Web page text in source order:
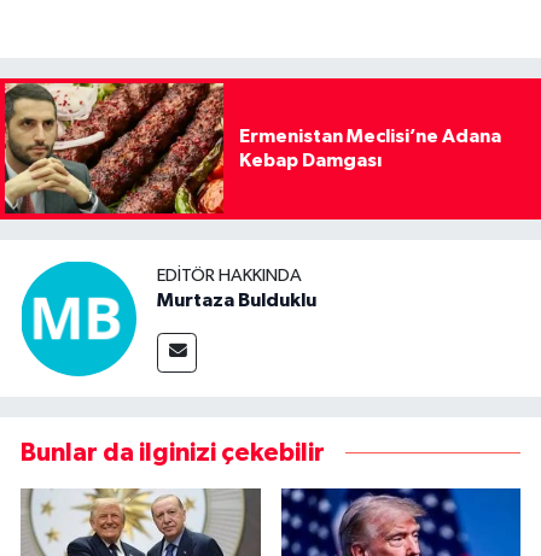
Ermenistan Meclisi’ne Adana
Kebap Damgası
EDITÖR HAKKINDA
Murtaza Bulduklu
Bunlar da ilginizi çekebilir